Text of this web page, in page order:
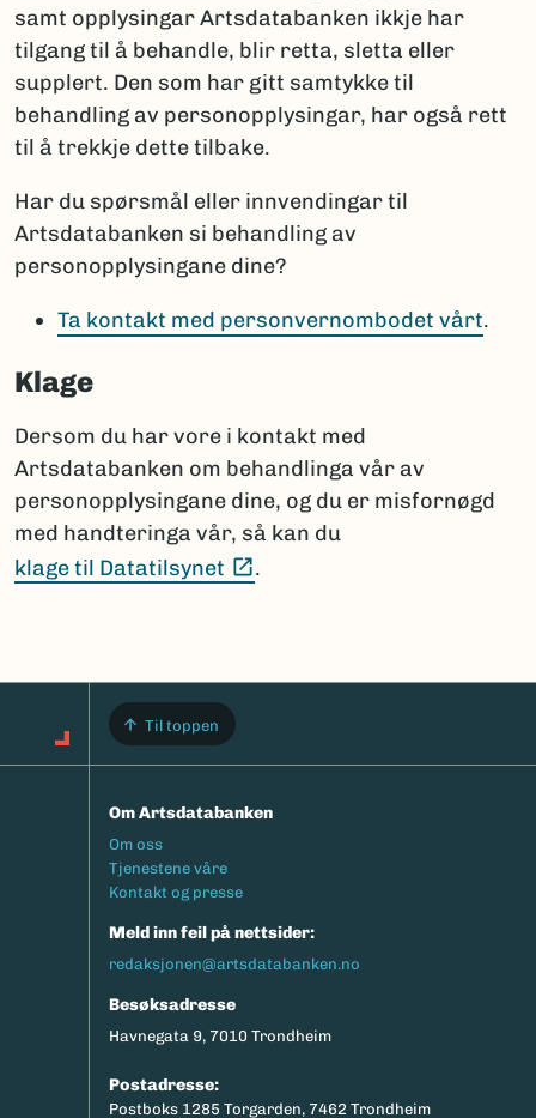
samt opplysingar Artsdatabanken ikkje har
tilgang til å behandle, blir retta, sletta eller
supplert. Den som har gitt samtykke til
behandling av personopplysingar, har også rett
til å trekkje dette tilbake.
Har du spørsmål eller innvendingar til
Artsdatabanken si behandling av
personopplysingane dine?
Ta kontakt med personvernombodet vårt.
Klage
Dersom du har vore i kontakt med
Artsdatabanken om behandlinga vår av
personopplysingane dine, og du er misfornøgd
med handteringa vår, så kan du
klage til Datatilsynet
.
Til toppen
Om Artsdatabanken
Footermeny
Om oss
Tjenestene våre
Kontakt og presse
Meld inn feil på nettsider:
redaksjonen@artsdatabanken.no
Besøksadresse
Havnegata 9, 7010 Trondheim
Postadresse:
Postboks 1285 Torgarden, 7462 Trondheim